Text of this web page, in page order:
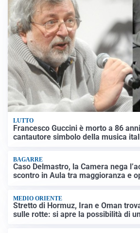
LUTTO
Francesco Guccini è morto a 86
cantautore simbolo della musica
BAGARRE
Caso Delmastro, la Camera nega
scontro in Aula tra maggioranza e
MEDIO ORIENTE
Stretto di Hormuz, Iran e Oman
sulle rotte: si apre la possibilità di